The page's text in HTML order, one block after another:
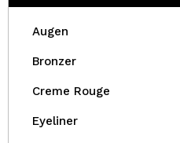
Augen
Bronzer
Creme Rouge
Eyeliner